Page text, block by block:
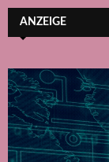
ANZEIGE